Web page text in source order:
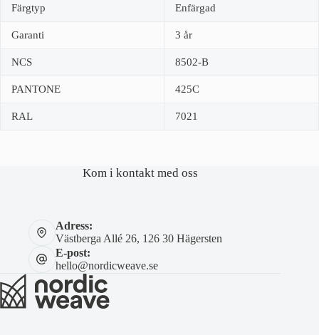
Färgtyp Enfärgad
Garanti 3 år
NCS 8502-B
PANTONE 425C
RAL 7021
Kom i kontakt med oss
Adress:
Västberga Allé 26, 126 30 Hägersten
E-post:
hello@nordicweave.se